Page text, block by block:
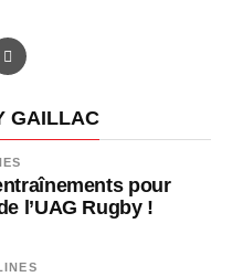
GAILLAC
pour
l’UAG Rugby !